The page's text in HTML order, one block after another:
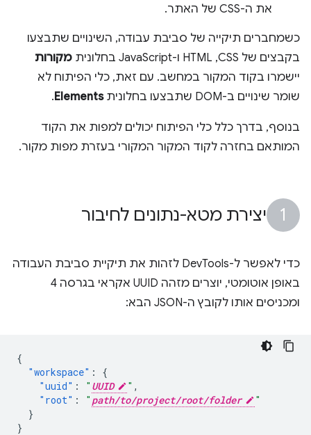
את ה-CSS של האתר.
כשמחברים תיקייה של סביבת עבודה, השינויים שתבצעו
בקבצים של CSS,‏ HTML ו-JavaScript בחלונית
מקורות
יישמרו בקוד המקור במחשב. עם זאת, כלי הפיתוח לא
שומר שינויים ב-DOM שתבצעו בחלונית
Elements
.
בנוסף, בדרך כלל כלי הפיתוח יכולים למפות את הקוד
המותאם בחזרה לקוד המקור המקורי בעזרת מפות מקור.
יצירת מטא-נתונים לחיבור
כדי לאפשר ל-DevTools לזהות את תיקיית סביבת העבודה
באופן אוטומטי, יוצרים מזהה UUID אקראי בגרסה 4
ומכניסים אותו לקובץ ה-JSON הבא:
{
"workspace" :
{
"uuid" : " UUID " ,
"root" : " path/to/project/root/folder
"
}
}